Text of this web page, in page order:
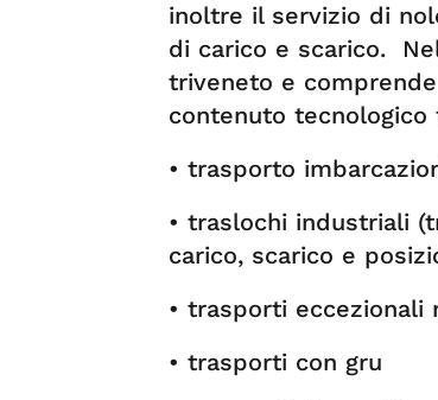
inoltre il servizio di
di carico e scarico.
triveneto e
contenuto tecnologico
• trasporto
• traslochi industriali
carico, scarico e
• trasporti eccezionali
• trasporti con gru